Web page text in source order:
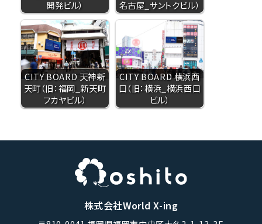
開発ビル）
名古屋_サントクビル）
CITY BOARD 天神新
天町（旧：福岡_新天町
フカヤビル）
CITY BOARD 横浜西
口（旧：横浜_横浜西口
ビル）
株式会社World X-ing